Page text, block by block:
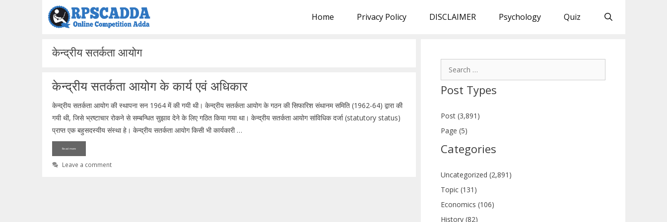
Home Privacy Policy DISCLAIMER Psychology Quiz
केन्द्रीय सतर्कता आयोग
केन्द्रीय सतर्कता आयोग के कार्य एवं अधिकार
केन्द्रीय सतर्कता आयोग की स्थापना सन 1964 में की गयी थी। केन्द्रीय सतर्कता आयोग के गठन की सिफारिश संथानम समिति (1962-64) द्वारा की
गयी थी, जिसे भ्रष्टाचार रोकने से सम्बन्धित सुझाव देने के लिए गठित किया गया था। केन्द्रीय सतर्कता आयोग सांविधिक दर्जा (statutory status)
प्राप्त एक बहुसदस्यीय संस्था हे। केन्द्रीय सतर्कता आयोग किसी भी कार्यकारी …
Read more
Leave a comment
Post Types
Post (3,891)
Page (5)
Categories
Uncategorized (2,891)
Topic (131)
Economics (106)
History (82)